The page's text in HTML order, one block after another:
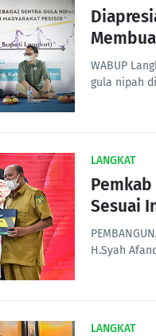
WABUP
gula nipah
LANGKAT
Sesuai
H.Syah
LANGKAT